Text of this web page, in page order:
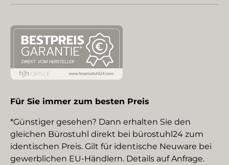
Für Sie immer zum besten Preis
*Günstiger gesehen? Dann erhalten Sie den
gleichen Bürostuhl direkt bei bürostuhl24 zum
identischen Preis. Gilt für identische Neuware bei
gewerblichen EU-Händlern. Details auf Anfrage.